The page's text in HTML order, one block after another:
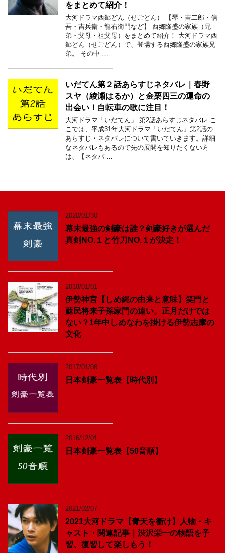
をまとめて紹介！
大河ドラマ西郷どん（せごどん） 【琴・吉二郎・信
吾・吉兵衛・龍右衛門など】 西郷隆盛の家族（兄
弟・父母・祖父母）をまとめて紹介！ 大河ドラマ西
郷どん（せごどん）で、登場する西郷隆盛の家族兄
弟。 その中 …
いだてん第２話あらすじネタバレ｜春野
スヤ（綾瀬はるか）と金栗四三の運命の
出会い！自転車の歌に注目！
大河ドラマ「いだてん」 第2話あらすじネタバレ こ
こでは、平成31年大河ドラマ「いだてん」第2話の
あらすじ・ネタバレについて書いていきます。詳細
なネタバレもあるので先の展開を知りたくない方
は、【ネタバ …
2020/01/30
幕末最強の剣豪は誰？剣豪好きが選んだ
真剣NO.１と竹刀NO.１が決定！
2018/01/01
伊勢神宮【しめ縄の由来と意味】笑門と
蘇民将来子孫家門の違い。正月だけでは
ない？1年中しめなわを掛ける伊勢志摩の
文化
2017/01/08
日本剣豪一覧表【時代別】
2016/12/01
日本剣豪一覧表【50音順】
2021/02/07
2021大河ドラマ【青天を衝け】人物・キ
ャスト・関連記事｜渋沢栄一の物語を予
習、復習して楽しもう！